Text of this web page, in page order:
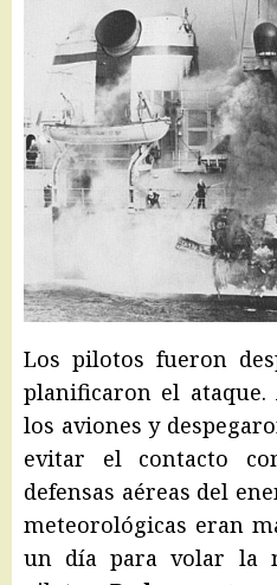
Los pilotos fueron
planificaron el
los aviones y
evitar el contacto
defensas aéreas del
meteorológicas eran
un día para volar la